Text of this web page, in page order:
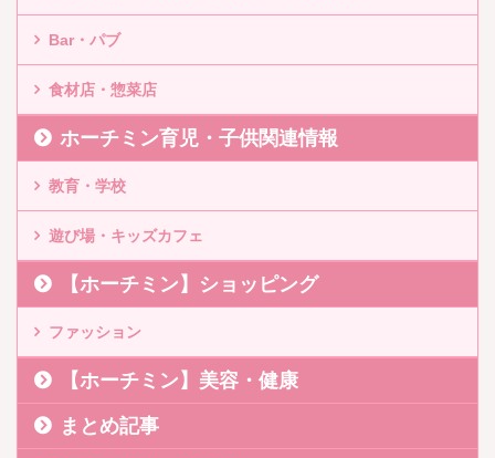
Bar・パブ
食材店・惣菜店
ホーチミン育児・子供関連情報
教育・学校
遊び場・キッズカフェ
【ホーチミン】ショッピング
ファッション
【ホーチミン】美容・健康
まとめ記事